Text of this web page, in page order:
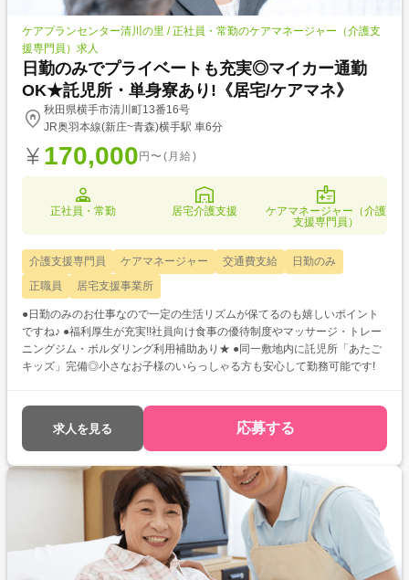
ケアプランセンター清川の里 / 正社員・常勤のケアマネージャー（介護支
援専門員）求人
日勤のみでプライベートも充実◎マイカー通勤
OK★託児所・単身寮あり!《居宅/ケアマネ》
秋田県横手市清川町13番16号
JR奥羽本線(新庄~青森)横手駅 車6分
170,000 円〜(月給)
正社員・常勤 居宅介護支援
ケアマネージャー（介護
支援専門員）
介護支援専門員 ケアマネージャー 交通費支給
日勤のみ
正職員
居宅支援事業所
●日勤のみのお仕事なので一定の生活リズムが保てるのも嬉しいポイント
ですね♪ ●福利厚生が充実!!社員向け食事の優待制度やマッサージ・トレー
ニングジム・ボルダリング利用補助あり★ ●同一敷地内に託児所「あたご
キッズ」完備◎小さなお子様のいらっしゃる方も安心して勤務可能です!
求人を見る 応募する